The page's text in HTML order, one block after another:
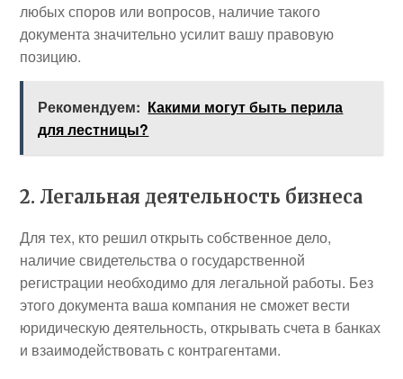
любых споров или вопросов, наличие такого
документа значительно усилит вашу правовую
позицию.
Рекомендуем: Какими могут быть перила
для лестницы?
2. Легальная деятельность бизнеса
Для тех, кто решил открыть собственное дело,
наличие свидетельства о государственной
регистрации необходимо для легальной работы. Без
этого документа ваша компания не сможет вести
юридическую деятельность, открывать счета в банках
и взаимодействовать с контрагентами.